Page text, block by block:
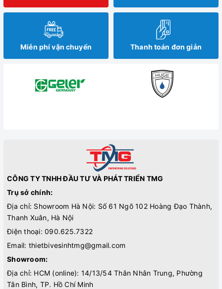
Miễn phí vận chuyển Thanh toán đơn giản
CÔNG TY TNHH ĐẦU TƯ VÀ PHÁT TRIỂN TMG
Trụ sở chính:
Địa chỉ: Showroom Hà Nội: Số 61 Ngõ 102 Hoàng Đạo Thành,
Thanh Xuân, Hà Nội
Điện thoại: 090.625.7322
Email: thietbivesinhtmg@gmail.com
Showroom:
Địa chỉ: HCM (online): 14/13/54 Thân Nhân Trung, Phường
Tân Bình, TP. Hồ Chí Minh